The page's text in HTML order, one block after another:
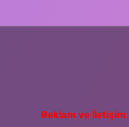
Reklam ve İletişim: